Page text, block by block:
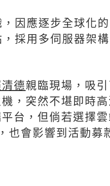
因應逐步全球化
採用多伺服器架
德親臨現場， 吸
，突然不堪即時
台，但倘若選擇
會影響到活動